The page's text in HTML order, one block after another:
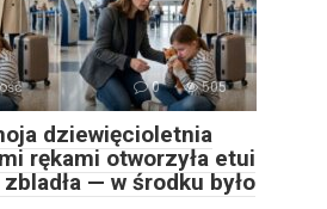
0 505
dziewięcioletnia
rękami otworzyła etui
— w środku było